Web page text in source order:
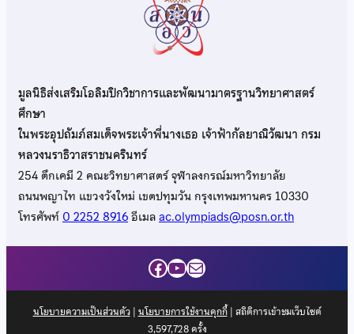
มูลนิธิส่งเสริมโอลิมปิกวิชาการและพัฒนามาตรฐานวิทยาศาสตร์
ศึกษา
ในพระอุปถัมภ์สมเด็จพระเจ้าพี่นางเธอ เจ้าฟ้ากัลยาณิวัฒนา กรม
หลวงนราธิวาสราชนครินทร์
254 ตึกเคมี 2 คณะวิทยาศาสตร์ จุฬาลงกรณ์มหาวิทยาลัย
ถนนพญาไท แขวงวังใหม่ เขตปทุมวัน กรุงเทพมหานคร 10330
โทรศัพท์0 2252 8916อีเมลac.olympiads@posn.or.th
Facebook
YouTube
Mail
นโยบายความเป็นส่วนตัว| นโยบายการใช้งานคุกกี้| สถิติการเข้าชมเว็บไซต์
3,597,728ครั้ง